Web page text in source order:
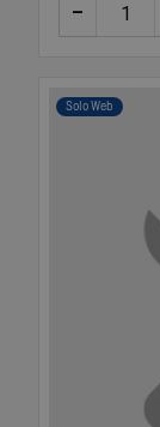
–
Solo Web